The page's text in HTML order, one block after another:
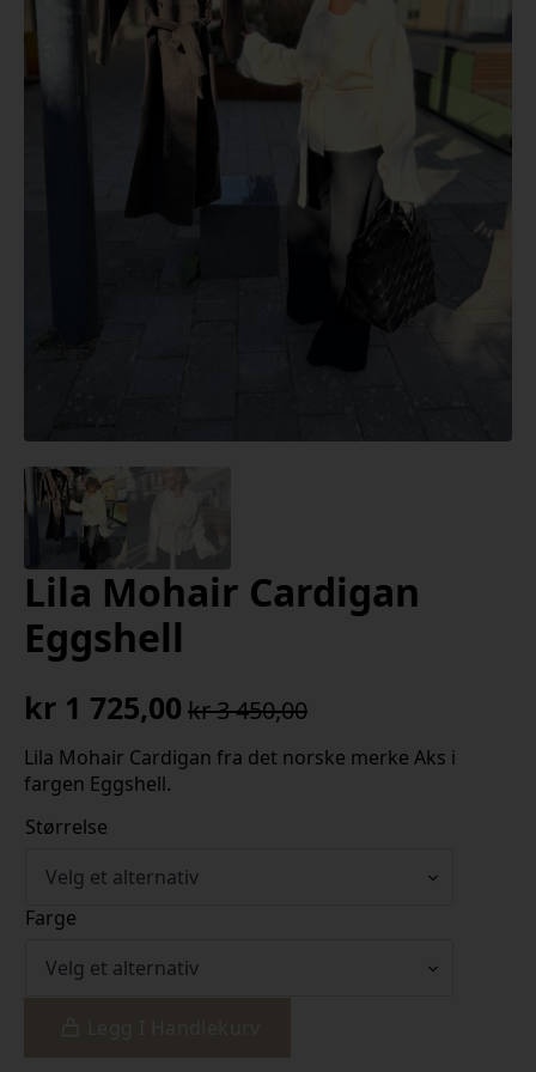
Lila Mohair Cardigan
Eggshell
kr3 450,00
Opprinnelig
pris
var:
kr 3
450,00.
kr 1 725,00
Nåværende
pris
er:
kr 1
725,00.
Lila Mohair Cardigan fra det norske merke Aks i
fargen Eggshell.
Størrelse
Farge